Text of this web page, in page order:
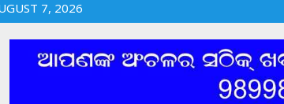
7, 2026